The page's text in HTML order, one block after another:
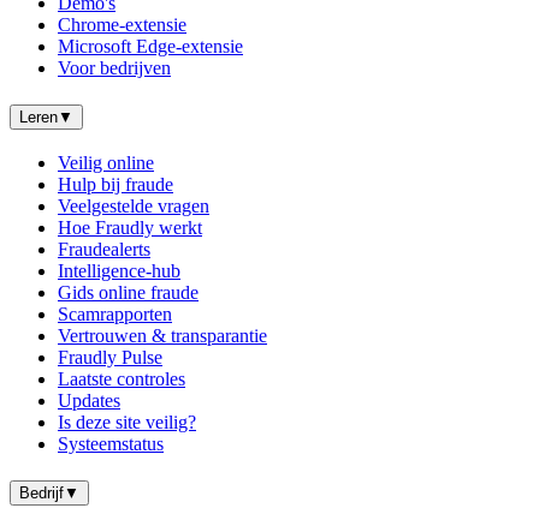
Chrome-extensie
Microsoft Edge-extensie
Voor bedrijven
Leren▼
Veilig online
Hulp bij fraude
Veelgestelde vragen
Hoe Fraudly werkt
Fraudealerts
Intelligence-hub
Gids online fraude
Scamrapporten
Vertrouwen & transparantie
Fraudly Pulse
Laatste controles
Updates
Is deze site veilig?
Systeemstatus
Bedrijf▼